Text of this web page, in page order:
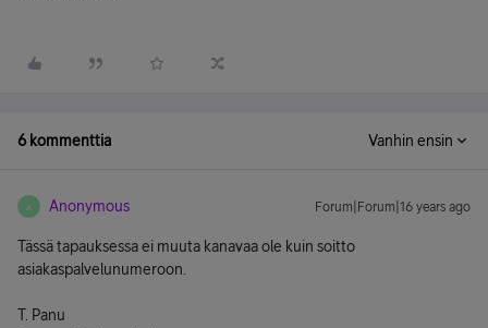
6 kommenttia Vanhin ensin
A Anonymous Forum|Forum|16 years ago
Tässä tapauksessa ei muuta kanavaa ole kuin soitto
asiakaspalvelunumeroon.
T. Panu